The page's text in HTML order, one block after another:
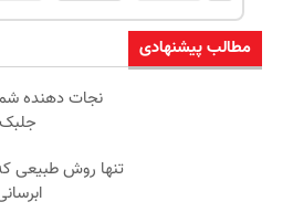
مطالب پیشنهادی
نجات دهنده
تنها روش طبیعی